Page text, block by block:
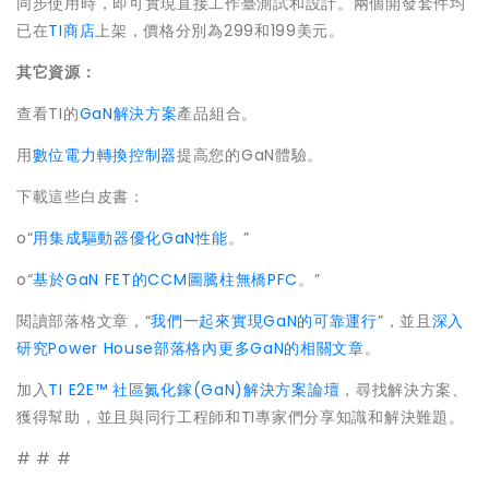
已在TI商店上架，價格分別為299和199美元。
其它資源：
查看TI的GaN解決方案產品組合。
用數位電力轉換控制器提高您的GaN體驗。
下載這些白皮書：
o“用集成驅動器優化GaN性能。”
o“基於GaN FET的CCM圖騰柱無橋PFC。”
閱讀部落格文章，“我們一起來實現GaN的可靠運行”，並且深入
研究Power House部落格內更多GaN的相關文章。
加入TI E2E™ 社區氮化鎵(GaN)解決方案論壇 ，尋找解決方案、
獲得幫助，並且與同行工程師和TI專家們分享知識和解決難題。
# # #